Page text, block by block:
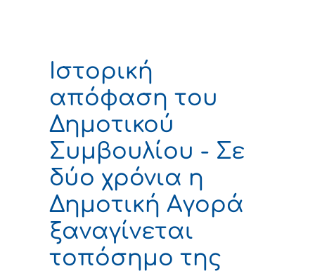
Ιστορική
απόφαση του
Δημοτικού
Συμβουλίου - Σε
δύο χρόνια η
Δημοτική Αγορά
ξαναγίνεται
τοπόσημο της